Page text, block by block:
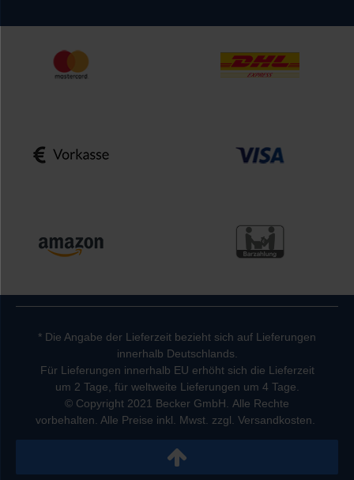
* Die Angabe der Lieferzeit bezieht sich auf Lieferungen
innerhalb Deutschlands.
Für Lieferungen innerhalb EU erhöht sich die Lieferzeit
um 2 Tage, für weltweite Lieferungen um 4 Tage.
© Copyright 2021 Becker GmbH. Alle Rechte
vorbehalten. Alle Preise inkl. Mwst. zzgl. Versandkosten.